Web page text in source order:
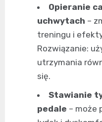
Opieranie
uchwytach –
treningu i
Rozwiązanie:
utrzymania
się.
Stawianie
pedale – może